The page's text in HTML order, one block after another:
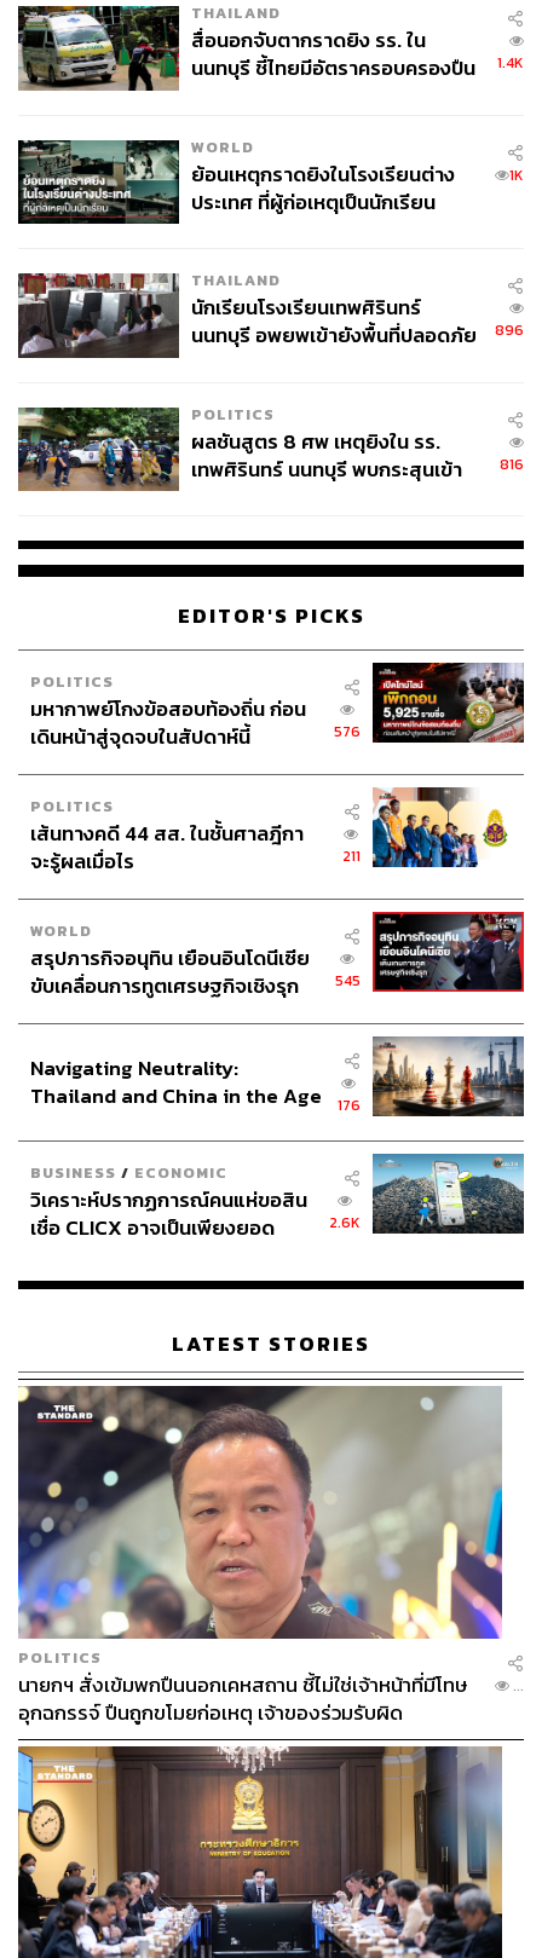
ต้องฝึก
เราต้องรู้สึกดีที่ตื่นขึ้นมาแล้ววันนี้จะไปทำงาน วันไหนถ้ารู้ว่า
โอภาสพันธ์ ช่างแต่งหน้า เขาบอกว่าหนูเบื่อมาก หนูเกลียด
ลิปสติก หนูเกลียด พี่เบิร์ดบอกเขาว่า ไม่ได้นะ เราต้องเห็น
หน้าคนแล้วอยากแต่งหน้า ฉันกำลังจะทำให้คนสวยขึ้นมา
พวกเราทุกคนก็เหมือนกัน
ฟังอย่างนี้แล้ว เวลาที่เราเหนื่อย เราท้อ เราเบื่องาน ให้กลับมา
ดูว่างานที่เราทำ มันทำให้คนมีความสุขได้อย่างไรบ้าง ซึ่ง
งานที่ดีมากเลยนะครับ
มันมาจากสันดานโดยตรงของพี่เบิร์ดเลย คือพี่เบิร์ดชอบเห็น
ครอบครัว เกิดจากพ่อแม่ เกิดจากความรัก เกิดจากความ
อบอุ่นอย่างเดียว ไม่แฝงกับเงิน เพราะไม่มีเลย ฉะนั้นมันจึงแท้
ใครที่ขาดมาเจอพี่เนี่ยก็เต็มกลับไป
ความรักเวอร์ชัน 4.0
พี่เบิร์ดร้องเพลงรักมาเยอะมาก อยากรู้ว่าในฐานะคนที่ใกล้
ชิดกับการถ่ายทอดมุมมองความรักมาตลอด พี่เบิร์ดเห็นการ
เปลี่ยนแปลงของความรักในคนยุค 4.0 ที่ปรากฏในเพลงเป็น
อย่างไรบ้างครับ
พี่เห็นว่าความรักมันเปลี่ยนไป ความรักมันหมดชีวิตชีวาไป
นี้เราไม่โทษใคร มันอาจจะเป็นเพราะสิ่งแวดล้อมทำให้เรา
ต้องเร่งรีบตลอดเวลา มันต้องแข่งขัน มันคิดละเอียดอ่อนไม่
ได้ คิดมากหรือคิดนานก็ไม่ได้ ต้องรีบจัมป์ๆๆ เพื่อให้ไปถึง
ฉะนั้นความละเอียดอ่อนมันหายไป เมื่อเรารู้แบบนี้แล้ว เราก็
ต้องเพิ่มเติมความละเอียดอ่อน ให้ความรักกับคนที่เรารัก แม่
พี่สอนว่า “ให้คิดถึงวันแรกที่เราเจอกันตลอด” เอาความรู้สึกนี้
มาใช้บ่อยๆ อย่าเก็บเอาไว้คนเดียว
เดี๋ยวนี้เราใช้แอปพลิเคชันหาคู่เดตอย่าง Tinder บางทีมันช่วย
ให้เราแมตช์กับคนที่สนใจเรื่องใกล้เคียงกับเรา บาง
แอปพลิเคชันแมตช์คนจากสิ่งที่เกลียดเหมือนๆ กัน มันพาเรา
ไปรู้จักกับคนใหม่ๆ ได้ง่ายขึ้น แต่คนโสดก็ยังเยอะอยู่ และการ
รักษาความสัมพันธ์ก็ยังยากอยู่เลย
พี่เคยเห็นในช่อง Discovery เหมือนกัน หาคู่กันง่ายนะ เดี๋ยวนี้
มันเหมือนเข้าไปซูเปอร์มาร์เก็ตเนอะ เลือกได้หมดว่าอยากได้
แบบไหน แบบนี้มันก็ดีเหมือนกัน ไม่ต้องเสียเวลาศึกษา รู้กัน
เลยว่าฉันไม่ชอบสิ่งนี้ ฉันไม่ชอบอย่างนี้ ก็ทำแต่สิ่งที่ชอบ แต่
อ้าว! แล้วมันจะเซ็งกันเร็วไหมวะ ไม่มีอะไรให้ค้นหา ไม่ต้อง
ใช้เวลาเรียนรู้หรือค่อยๆ มีเยื่อใยต่อกัน เอาไงดีวะ (หัวเราะ)
THAILAND
สื่อนอกจับตากราดยิง รร. ใน
นนทบุรี ชี้ไทยมีอัตราครอบครองปืน
1.4K
WORLD
ย้อนเหตุกราดยิงในโรงเรียนต่าง
ประเทศ ที่ผู้ก่อเหตุเป็นนักเรียน
1K
THAILAND
นักเรียนโรงเรียนเทพศิรินทร์
นนทบุรี อพยพเข้ายังพื้นที่ปลอดภัย
896
POLITICS
ผลชันสูตร 8 ศพ เหตุยิงใน รร.
เทพศิรินทร์ นนทบุรี พบกระสุนเข้า
816
EDITOR'S PICKS
POLITICS
มหากาพย์โกงข้อสอบท้องถิ่น ก่อน
เดินหน้าสู่จุดจบในสัปดาห์นี้
576
POLITICS
เส้นทางคดี 44 สส. ในชั้นศาลฎีกา
จะรู้ผลเมื่อไร
211
WORLD
สรุปภารกิจอนุทิน เยือนอินโดนีเซีย
ขับเคลื่อนการทูตเศรษฐกิจเชิงรุก
545
Navigating Neutrality:
Thailand and China in the Age
176
BUSINESS / ECONOMIC
วิเคราะห์ปรากฏการณ์คนแห่ขอสิน
เชื่อ CLICX อาจเป็นเพียงยอด
เรือนไทยที่ถูกซุกไว้
2.6K
LATEST STORIES
POLITICS
นายกฯ สั่งเข้มพกปืนนอกเคหสถาน ชี้ไม่ใช่เจ้าหน้าที่มีโทษ
อุกฉกรรจ์ ปืนถูกขโมยก่อเหตุ เจ้าของร่วมรับผิด
...